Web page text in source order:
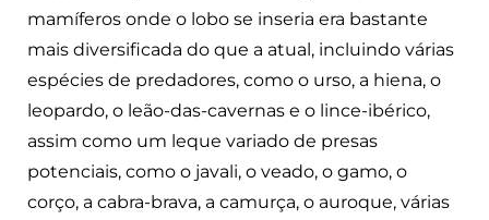
mamíferos onde o lobo se inseria era bastante
mais diversificada do que a atual, incluindo várias
espécies de predadores, como o urso, a hiena, o
leopardo, o leão-das-cavernas e o lince-ibérico,
assim como um leque variado de presas
potenciais, como o javali, o veado, o gamo, o
corço, a cabra-brava, a camurça, o auroque, várias